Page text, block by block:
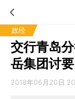
政经
交行青岛
岳集团讨
2018年06月20日